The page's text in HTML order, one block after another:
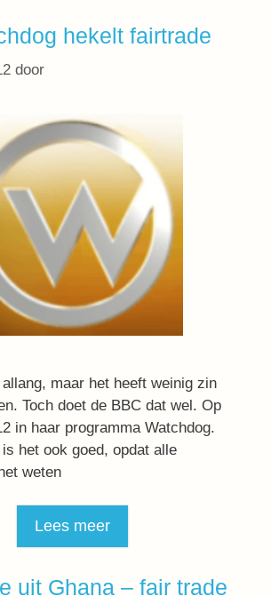
hekelt fairtrade
door
maar het heeft weinig zin
Toch doet de BBC dat wel. Op
in haar programma Watchdog.
het ook goed, opdat alle
weten
Lees meer
uit Ghana – fair trade